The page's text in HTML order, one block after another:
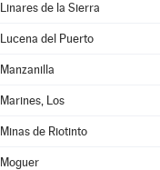
Linares de la Sierra
Lucena del Puerto
Manzanilla
Marines, Los
Minas de Riotinto
Moguer